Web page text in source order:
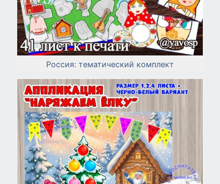
Россия: тематический комплект